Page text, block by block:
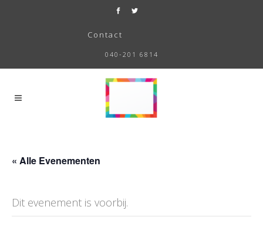
Contact
040-201 6814
« Alle Evenementen
Dit evenement is voorbij.